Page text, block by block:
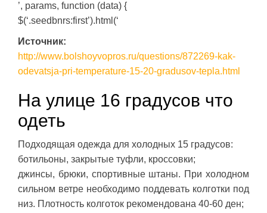
’, params, function (data) {
$(‘.seedbnrs:first’).html(‘
Источник:
http://www.bolshoyvopros.ru/questions/872269-kak-
odevatsja-pri-temperature-15-20-gradusov-tepla.html
На улице 16 градусов что
одеть
Подходящая одежда для холодных 15 градусов:
ботильоны, закрытые туфли, кроссовки;
джинсы, брюки, спортивные штаны. При холодном
сильном ветре необходимо поддевать колготки под
низ. Плотность колготок рекомендована 40-60 ден;